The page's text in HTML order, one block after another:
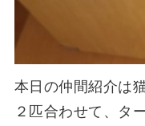
本日の仲間紹介は
２匹合わせて、タ